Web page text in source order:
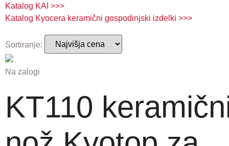
Katalog KAI >>>
Katalog Kyocera keramični gospodinjski izdelki >>>
Sortiranje:
Na zalogi
KT110